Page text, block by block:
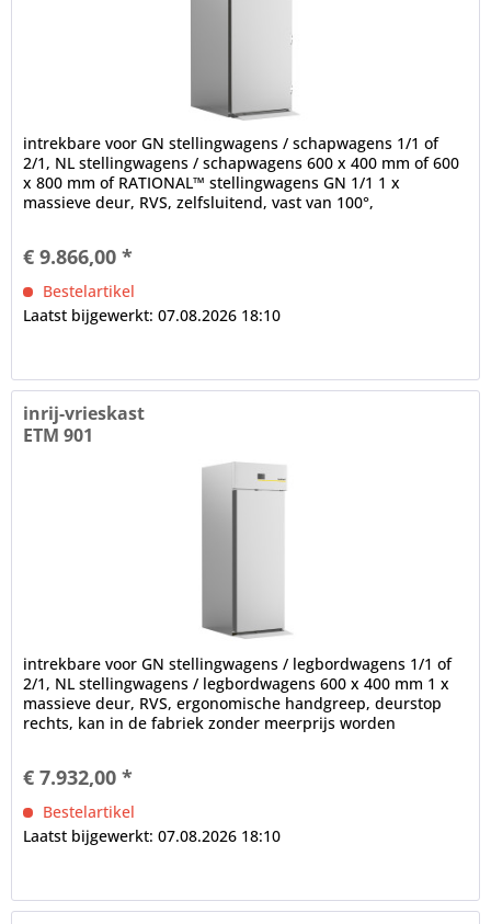
intrekbare voor GN stellingwagens / schapwagens 1/1 of
2/1, NL stellingwagens / schapwagens 600 x 400 mm of 600
x 800 mm of RATIONAL™ stellingwagens GN 1/1 1 x
massieve deur, RVS, zelfsluitend, vast van 100°,
€ 9.866,00 *
Bestelartikel
Laatst bijgewerkt: 07.08.2026 18:10
inrij-vrieskast
ETM 901
intrekbare voor GN stellingwagens / legbordwagens 1/1 of
2/1, NL stellingwagens / legbordwagens 600 x 400 mm 1 x
massieve deur, RVS, ergonomische handgreep, deurstop
rechts, kan in de fabriek zonder meerprijs worden
€ 7.932,00 *
Bestelartikel
Laatst bijgewerkt: 07.08.2026 18:10